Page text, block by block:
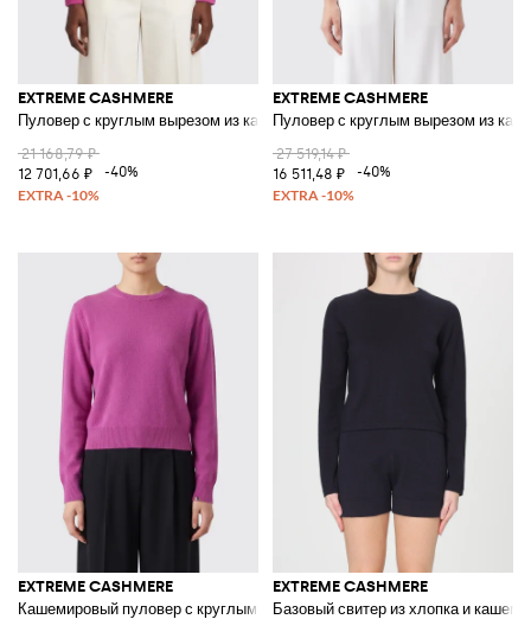
EXTREME CASHMERE
Пуловер с круглым вырезом из кашемира и хлопка
21 168,79 ₽
12 701,66 ₽
-40%
EXTREME CASHMERE
Пуловер с круглым вырезом из
27 519,14 ₽
16 511,48 ₽
-40%
EXTREME CASHMERE
Кашемировый пуловер с круглым вырезом
EXTREME CASHMERE
Базовый свитер из хлопка и